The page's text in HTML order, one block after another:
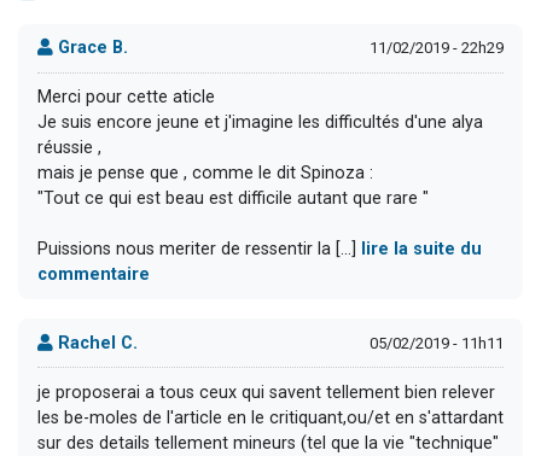
Grace B. 11/02/2019 - 22h29
Merci pour cette aticle
Je suis encore jeune et j'imagine les difficultés d'une alya
réussie ,
mais je pense que , comme le dit Spinoza :
"Tout ce qui est beau est difficile autant que rare "
Puissions nous meriter de ressentir la [...] lire la suite du
commentaire
Rachel C. 05/02/2019 - 11h11
je proposerai a tous ceux qui savent tellement bien relever
les be-moles de l'article en le critiquant,ou/et en s'attardant
sur des details tellement mineurs (tel que la vie "technique"